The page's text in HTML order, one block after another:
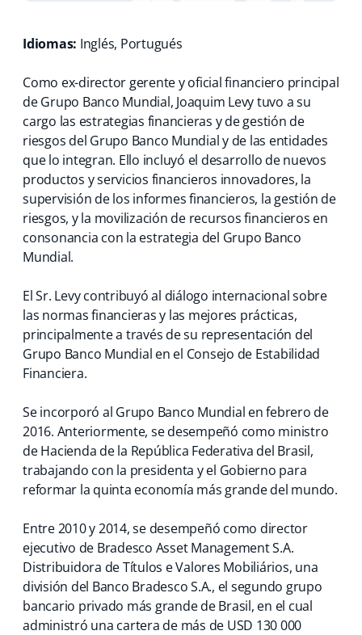
Idiomas: Inglés, Portugués
Como ex-director gerente y oficial financiero principal
de Grupo Banco Mundial, Joaquim Levy tuvo a su
cargo las estrategias financieras y de gestión de
riesgos del Grupo Banco Mundial y de las entidades
que lo integran. Ello incluyó el desarrollo de nuevos
productos y servicios financieros innovadores, la
supervisión de los informes financieros, la gestión de
riesgos, y la movilización de recursos financieros en
consonancia con la estrategia del Grupo Banco
Mundial.
El Sr. Levy contribuyó al diálogo internacional sobre
las normas financieras y las mejores prácticas,
principalmente a través de su representación del
Grupo Banco Mundial en el Consejo de Estabilidad
Financiera.
Se incorporó al Grupo Banco Mundial en febrero de
2016. Anteriormente, se desempeñó como ministro
de Hacienda de la República Federativa del Brasil,
trabajando con la presidenta y el Gobierno para
reformar la quinta economía más grande del mundo.
Entre 2010 y 2014, se desempeñó como director
ejecutivo de Bradesco Asset Management S.A.
Distribuidora de Títulos e Valores Mobiliários, una
división del Banco Bradesco S.A., el segundo grupo
bancario privado más grande de Brasil, en el cual
administró una cartera de más de USD 130 000